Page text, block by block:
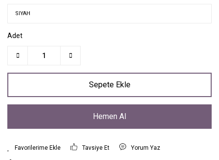
Adet
Sepete Ekle
Hemen Al
Tavsiye Et Yorum Yaz